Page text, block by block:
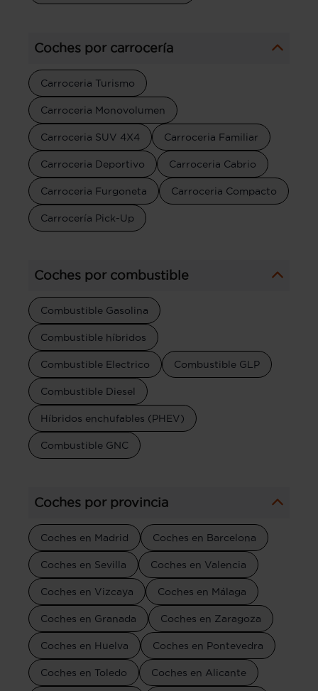
Coches por carrocería
Carroceria Turismo
Carroceria Monovolumen
Carroceria SUV 4X4 Carroceria Familiar
Carroceria Deportivo Carroceria Cabrio
Carroceria Furgoneta Carroceria Compacto
Carrocería Pick-Up
Coches por combustible
Combustible Gasolina
Combustible híbridos
Combustible Electrico Combustible GLP
Combustible Diesel
Híbridos enchufables (PHEV)
Combustible GNC
Coches por provincia
Coches en Madrid Coches en Barcelona
Coches en Sevilla Coches en Valencia
Coches en Vizcaya Coches en Málaga
Coches en Granada Coches en Zaragoza
Coches en Huelva Coches en Pontevedra
Coches en Toledo Coches en Alicante